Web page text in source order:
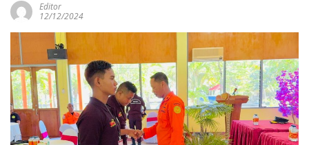
Editor
12/12/2024